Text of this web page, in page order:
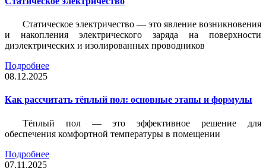
Статическое электричество — это явление возникновения
и накопления электрического заряда на поверхности
диэлектрических и изолированных проводников
Подробнее
08.12.2025
Как рассчитать тёплый пол: основные этапы и формулы
Тёплый пол — это эффективное решение для
обеспечения комфортной температуры в помещении
Подробнее
07.11.2025